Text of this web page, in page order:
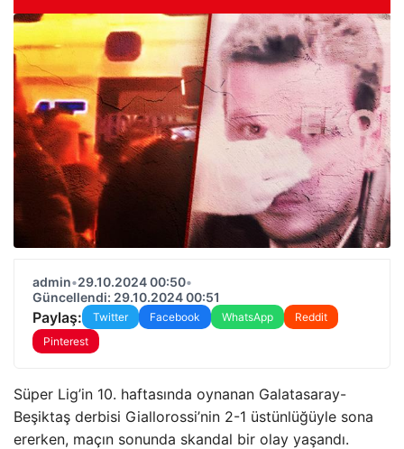
admin•29.10.2024 00:50•
Güncellendi: 29.10.2024 00:51
Paylaş: Twitter Facebook WhatsApp
Reddit
Pinterest
Süper Lig’in 10. haftasında oynanan Galatasaray-
Beşiktaş derbisi Giallorossi’nin 2-1 üstünlüğüyle sona
ererken, maçın sonunda skandal bir olay yaşandı.